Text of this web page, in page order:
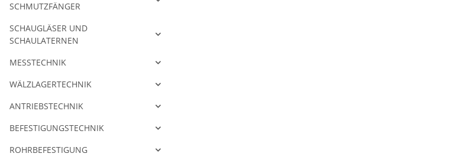
SCHMUTZFÄNGER
SCHAUGLÄSER UND
SCHAULATERNEN
MESSTECHNIK
WÄLZLAGERTECHNIK
ANTRIEBSTECHNIK
BEFESTIGUNGSTECHNIK
ROHRBEFESTIGUNG